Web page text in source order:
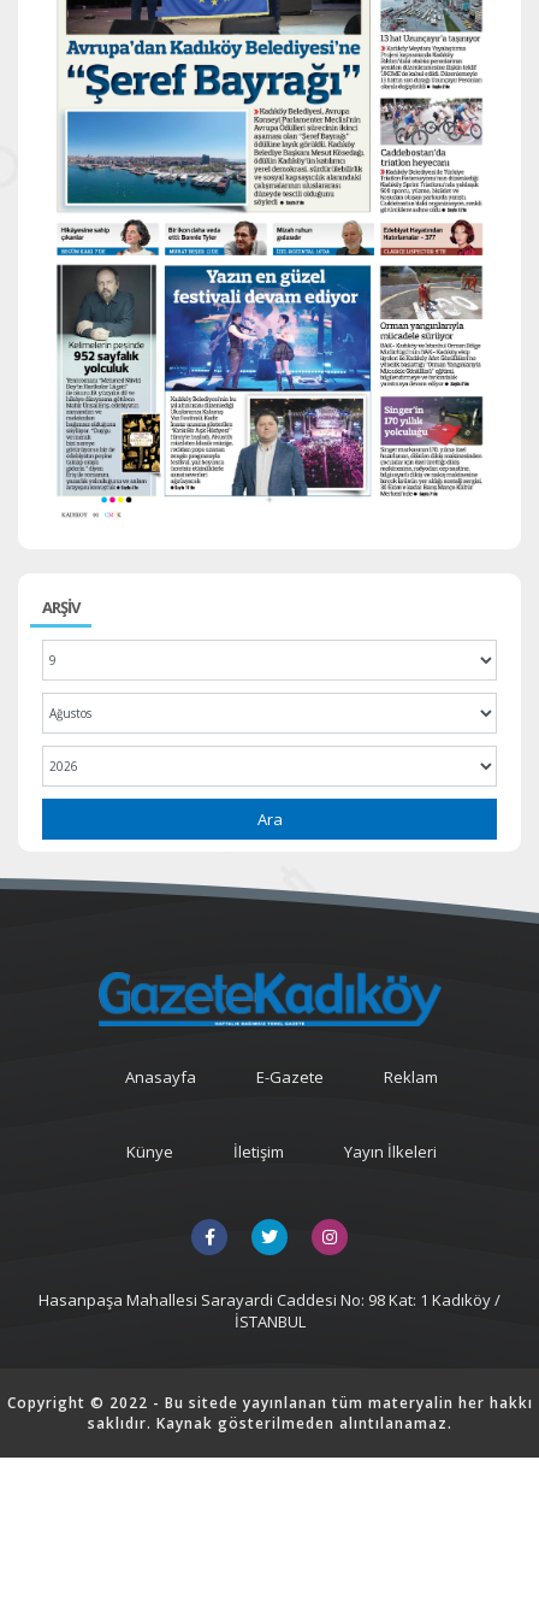
ARŞİV
Ara
Anasayfa E-Gazete Reklam
Künye İletişim Yayın İlkeleri
Hasanpaşa Mahallesi Sarayardi Caddesi No: 98 Kat: 1 Kadıköy /
İSTANBUL
Copyright © 2022 - Bu sitede yayınlanan tüm materyalin her hakkı
saklıdır. Kaynak gösterilmeden alıntılanamaz.